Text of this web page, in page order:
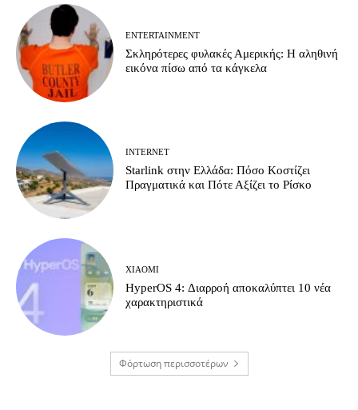
ENTERTAINMENT
Σκληρότερες φυλακές Αμερικής: Η αληθινή
εικόνα πίσω από τα κάγκελα
INTERNET
Starlink στην Ελλάδα: Πόσο Κοστίζει
Πραγματικά και Πότε Αξίζει το Ρίσκο
XIAOMI
HyperOS 4: Διαρροή αποκαλύπτει 10 νέα
χαρακτηριστικά
Φόρτωση περισσοτέρων